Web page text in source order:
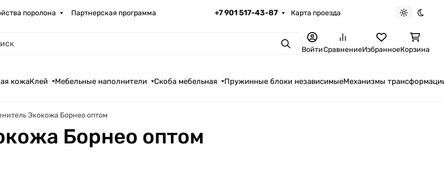
поролона Партнерская программа +7 901 517-43-87 Карта проезда
Светлая
ПоискВойтиСравнениеИзбранноеКорзина
кожаКлей Мебельные наполнители Скоба мебельная Пружинные блоки независимыеМеханизмы
Экокожа Борнео оптом
Борнео оптом